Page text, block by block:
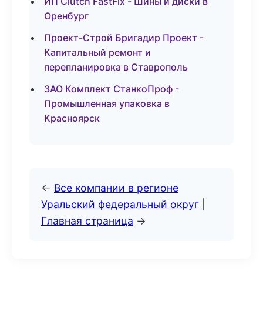
Оренбург
Проект-Строй Бригадир Проект -
Капитальный ремонт и
перепланировка в Ставрополь
ЗАО Комплект СтанкоПроф -
Промышленная упаковка в
Красноярск
← Все компании в регионе
Уральский федеральный округ
Главная страница →